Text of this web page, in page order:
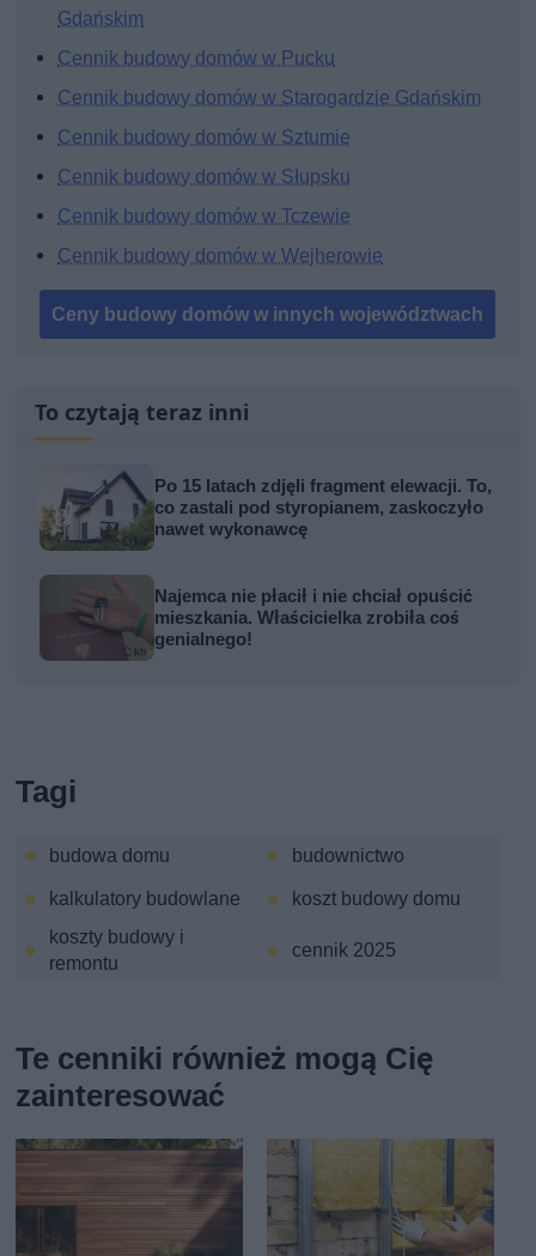
Gdańskim
Cennik budowy domów w Pucku
Cennik budowy domów w Starogardzie Gdańskim
Cennik budowy domów w Sztumie
Cennik budowy domów w Słupsku
Cennik budowy domów w Tczewie
Cennik budowy domów w Wejherowie
Ceny budowy domów w innych województwach
To czytają teraz inni
Po 15 latach zdjęli fragment elewacji. To,
co zastali pod styropianem, zaskoczyło
nawet wykonawcę
Najemca nie płacił i nie chciał opuścić
mieszkania. Właścicielka zrobiła coś
genialnego!
Tagi
budowa domu
budownictwo
kalkulatory budowlane
koszt budowy domu
koszty budowy i
remontu
cennik 2025
Te cenniki również mogą Cię
zainteresować